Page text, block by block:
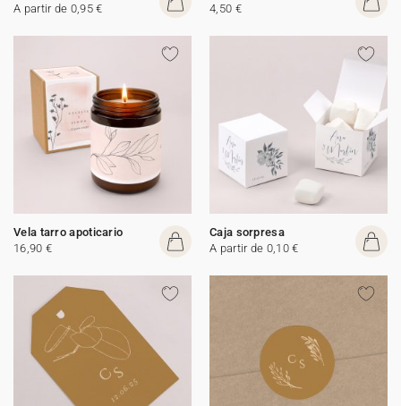
A partir de 0,95 €
4,50 €
Vela tarro apoticario
16,90 €
Caja sorpresa
A partir de 0,10 €